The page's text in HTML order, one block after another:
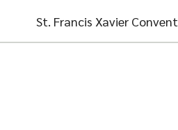
content
St. Francis Xavier Convent